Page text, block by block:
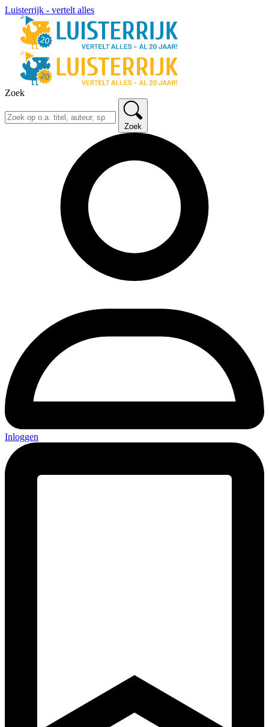
Luisterrijk - vertelt alles
Zoek
Zoek
Inloggen